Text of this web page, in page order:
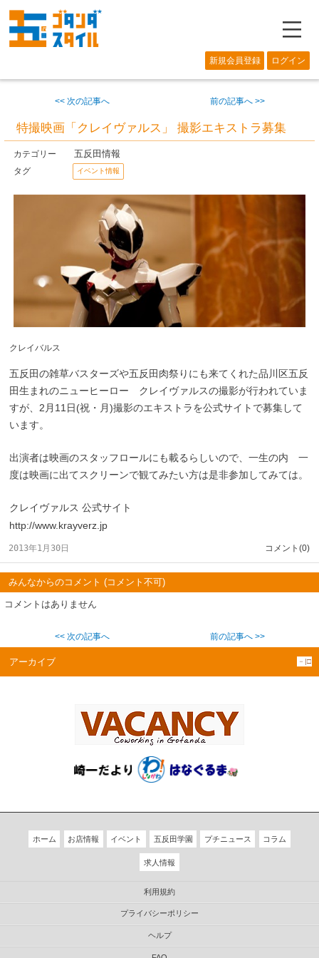
―
新規会員登録 ログイン
<< 次の記事へ 前の記事へ >>
特撮映画「クレイヴァルス」 撮影エキストラ募集
カテゴリー 五反田情報
タグ イベント情報
クレイバルス
五反田の雑草バスターズや五反田肉祭りにも来てくれた品川区五反
田生まれのニューヒーロー クレイヴァルスの撮影が行われていま
すが、2月11日(祝・月)撮影のエキストラを公式サイトで募集して
います。
出演者は映画のスタッフロールにも載るらしいので、一生の内 一
度は映画に出てスクリーンで観てみたい方は是非参加してみては。
クレイヴァルス 公式サイト
http://www.krayverz.jp
2013年1月30日 コメント(0)
みんなからのコメント (コメント不可)
コメントはありません
<< 次の記事へ 前の記事へ >>
アーカイブ －|□
ホーム お店情報 イベント 五反田学園 プチニュース コラム
求人情報
利用規約
プライバシーポリシー
ヘルプ